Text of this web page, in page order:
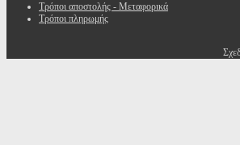
Τρόποι αποστολής - Μεταφορικά
Τρόποι πληρωμής